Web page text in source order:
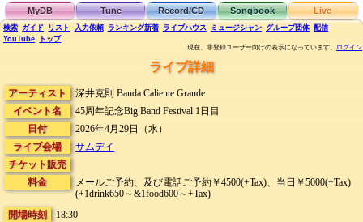
MyDB Tune Record/CD Songbook Live
検索 ガイド リスト 入力依頼 ランキング新着 ライブハウス ミュージシャン グループ団体 配信
YouTube
トップ
現在、非登録ユーザー向けの表示になっています。 ログイン
ライブ詳細
アーティスト
深井克則 Banda Caliente Grande
イベント名
45周年記念Big Band Festival 1日目
日付
2026年4月29日（水）
ライブ会場
サムデイ
チケット販売
料金
メールご予約、及び電話ご予約￥4500(+Tax)、当日￥5000(+Tax)
(+1drink650～&1food600～+Tax)
開場時刻
18:30